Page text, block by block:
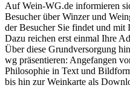
Auf Wein-WG.de informieren
Besucher über Winzer und
der Besucher Sie findet und mit
Dazu reichen erst einmal Ihre
Über diese Grundversorgung
wg präsentieren: Angefangen
Philosophie in Text und
bis hin zur Weinkarte als